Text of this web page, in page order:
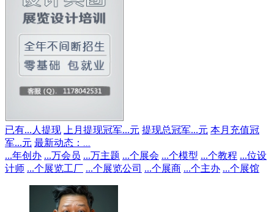
已有... 人提现 上月提现冠军...元 提现总冠军...元 本月充值冠
军...元 最新动态： ...
...年创办 ...万会员 ...万主题 ...个展会 ...个模型 ...个教程 ...位设
计师 ...个展览工厂 ...个展览公司 ...个展商 ...个主办 ...个展馆